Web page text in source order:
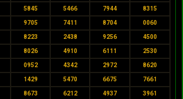
5845 5466 7944 8315
9705 7411 8704 0060
8223 2438 9256 4500
8026 4910 6111 2530
0952 4342 2972 8620
1429 5470 6675 7661
8673 6212 4937 3961